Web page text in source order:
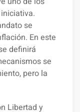
se
En este
definirá
se
pero la
Libertad y